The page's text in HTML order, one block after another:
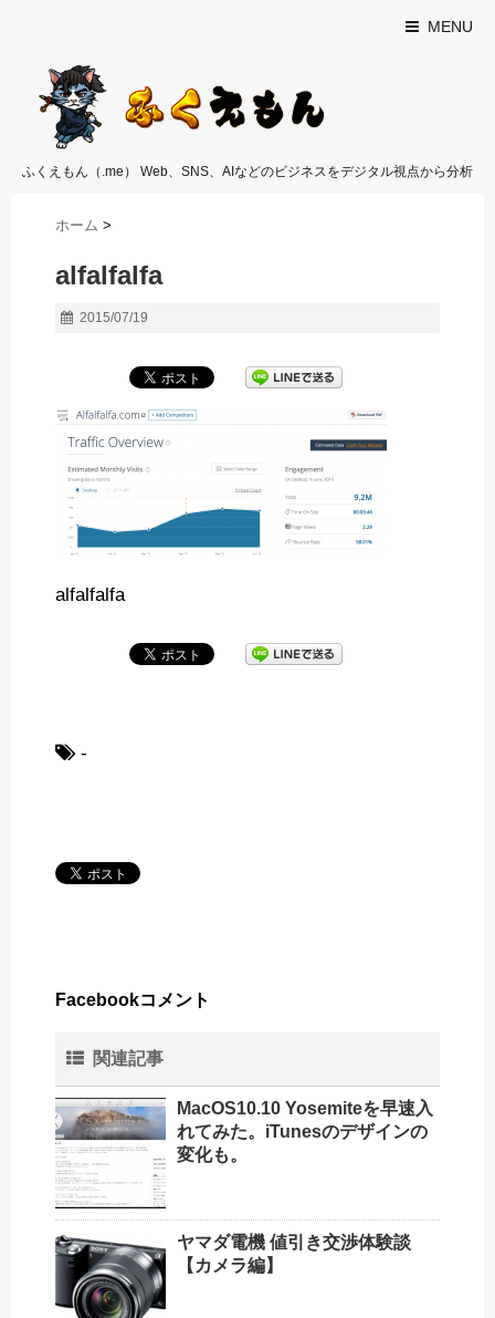
MENU
ふくえもん（.me） Web、SNS、AIなどのビジネスをデジタル視点から分析
ホーム >
alfalfalfa
2015/07/19
alfalfalfa
-
Facebookコメント
関連記事
MacOS10.10 Yosemiteを早速入
れてみた。iTunesのデザインの
変化も。
ヤマダ電機 値引き交渉体験談
【カメラ編】